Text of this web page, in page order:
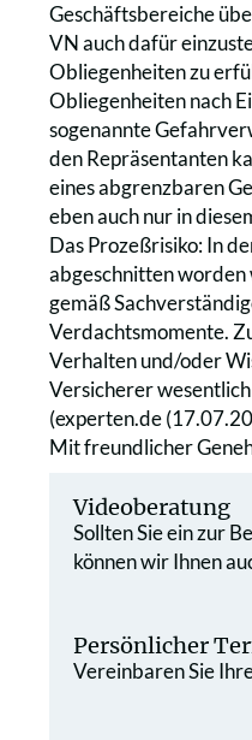
Geschäftsbereiche
VN auch dafür
Obliegenheiten zu
Obliegenheiten nach
sogenannte
den Repräsentanten
eines abgrenzbaren
eben auch nur in
Das Prozeßrisiko: In
abgeschnitten worden
gemäß
Verdachtsmomente.
Verhalten und/oder
Versicherer
(experten.de
Mit freundlicher
Videoberatung
Sollten Sie ein zur
können wir Ihnen
Persönlicher
Vereinbaren Sie